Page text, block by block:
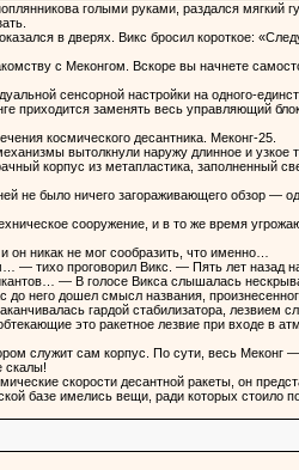
голыми руками, раздался мягкий
в дверях. Викс бросил короткое:
с Меконгом. Вскоре вы начнете
сенсорной настройки на одного-
приходится заменять весь управляющий
космического десантника. Меконг-25.
вытолкнули наружу длинное и
корпус из метапластика, заполненный
не было ничего загораживающего обзор —
сооружение, и в то же время
никак не мог сообразить, что именно…
тихо проговорил Викс. — Пять лет назад
— В голосе Викса слышалась
до него дошел смысл названия,
гардой стабилизатора,
это ракетное лезвие при входе в
служит сам корпус. По сути, весь Меконг
скалы!
скорости десантной ракеты, он
базе имелись вещи, ради которых стоило